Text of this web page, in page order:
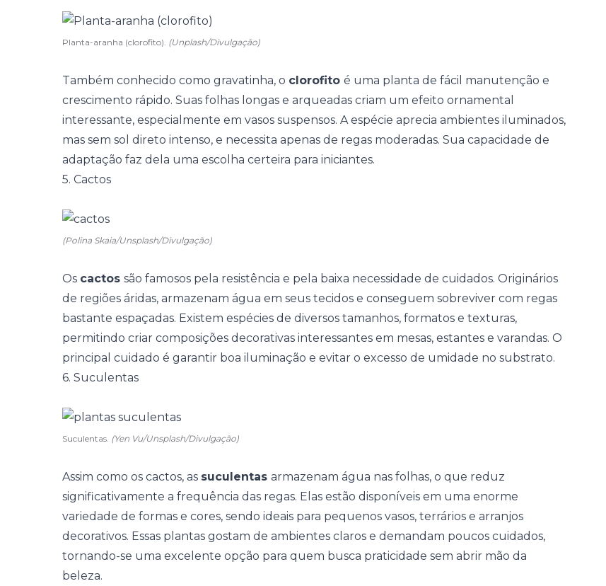
Planta-aranha (clorofito). (Unplash/Divulgação)
Também conhecido como gravatinha, o clorofito é uma planta de fácil manutenção e
crescimento rápido. Suas folhas longas e arqueadas criam um efeito ornamental
interessante, especialmente em vasos suspensos. A espécie aprecia ambientes iluminados,
mas sem sol direto intenso, e necessita apenas de regas moderadas. Sua capacidade de
adaptação faz dela uma escolha certeira para iniciantes.
5. Cactos
(Polina Skaia/Unsplash/Divulgação)
Os cactos são famosos pela resistência e pela baixa necessidade de cuidados. Originários
de regiões áridas, armazenam água em seus tecidos e conseguem sobreviver com regas
bastante espaçadas. Existem espécies de diversos tamanhos, formatos e texturas,
permitindo criar composições decorativas interessantes em mesas, estantes e varandas. O
principal cuidado é garantir boa iluminação e evitar o excesso de umidade no substrato.
6. Suculentas
Suculentas. (Yen Vu/Unsplash/Divulgação)
Assim como os cactos, as suculentas armazenam água nas folhas, o que reduz
significativamente a frequência das regas. Elas estão disponíveis em uma enorme
variedade de formas e cores, sendo ideais para pequenos vasos, terrários e arranjos
decorativos. Essas plantas gostam de ambientes claros e demandam poucos cuidados,
tornando-se uma excelente opção para quem busca praticidade sem abrir mão da
beleza.